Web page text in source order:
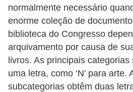
normalmente necessário
enorme coleção de
biblioteca do Congresso
arquivamento por causa de
livros. As principais
uma letra, como ‘N’ para arte.
subcategorias obtêm duas